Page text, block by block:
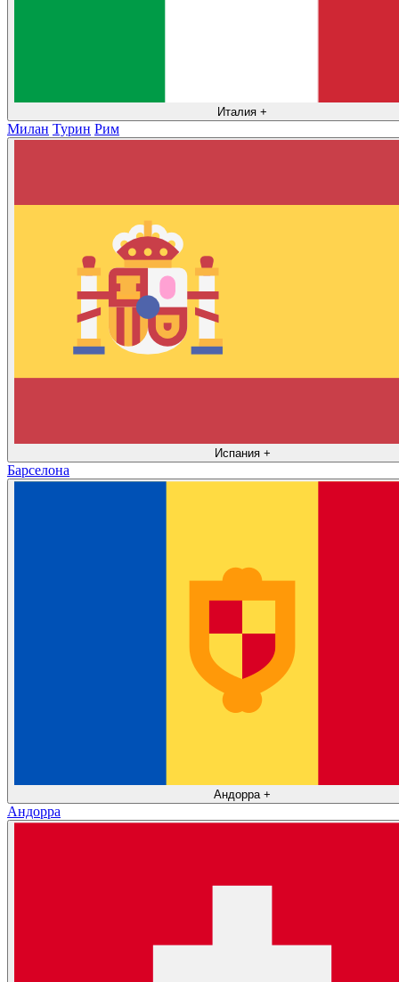
Италия +
Милан Турин Рим
Испания +
Барселона
Андорра +
Андорра